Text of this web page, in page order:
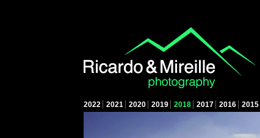
2022 2021 2020 2019 2018 2017 2016 2015